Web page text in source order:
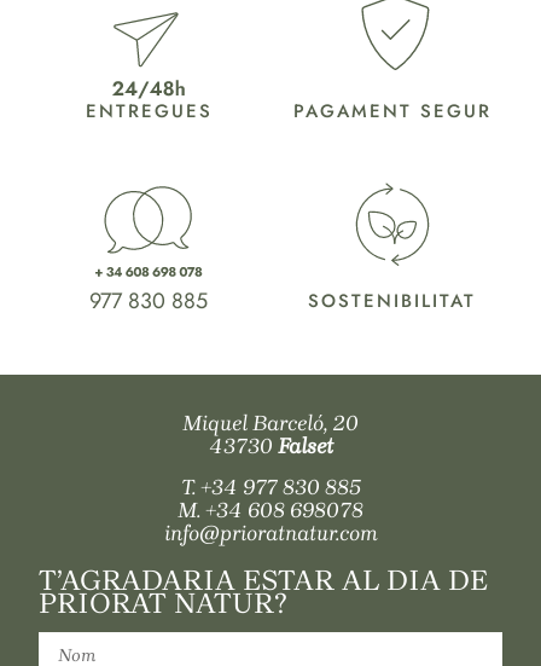
ENTREGUES
977 830 885
PAGAMENT SEGUR
SOSTENIBILITAT
Miquel Barceló, 20
43730 Falset
T.+34 977 830 885
M. +34 608 698078
info@prioratnatur.com
T’AGRADARIA ESTAR AL DIA DE
PRIORAT NATUR?